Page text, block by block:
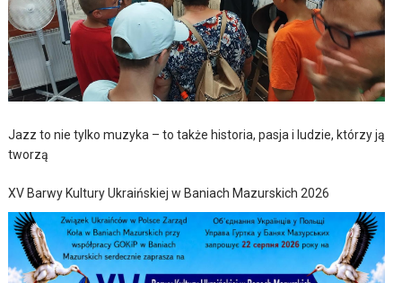
Jazz to nie tylko muzyka – to także historia, pasja i ludzie, którzy ją
tworzą
XV Barwy Kultury Ukraińskiej w Baniach Mazurskich 2026